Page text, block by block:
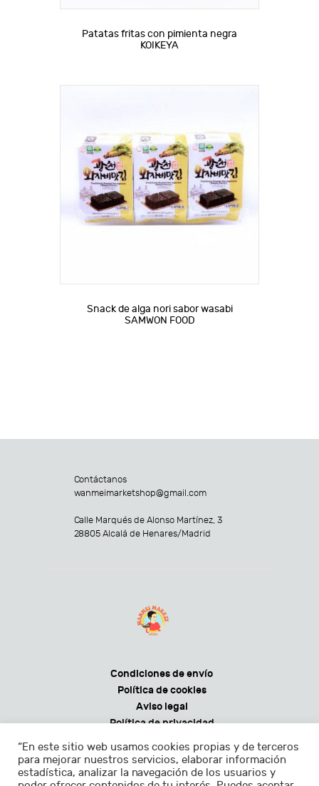
Patatas fritas con pimienta negra
KOIKEYA
Snack de alga nori sabor wasabi
SAMWON FOOD
Contáctanos
wanmeimarketshop@gmail.com
Calle Marqués de Alonso Martínez, 3
28805 Alcalá de Henares/Madrid
Condiciones de envío
Política de cookies
Aviso legal
Política de privacidad
“En este sitio web usamos cookies propias y de terceros
para mejorar nuestros servicios, elaborar información
estadística, analizar la navegación de los usuarios y